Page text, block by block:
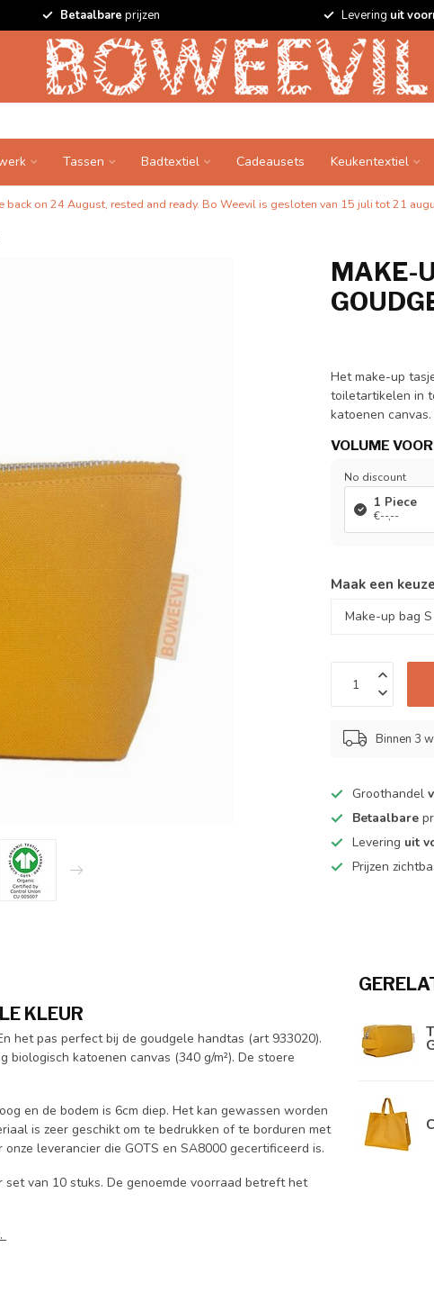
Betaalbare prijzen Levering uit
Tassen Badtextiel Cadeausets Keukentextiel
on 24 August, rested and ready. Bo Weevil is gesloten van 15 juli tot 21
MAKE-
Het make-up
toiletartikelen in
katoenen
VOLUME
No discount
1 Piece
€--,--
Maak een
Binnen 3
Groothandel
Betaalbare
Levering uit
Prijzen
KLEUR
het pas perfect bij de goudgele handtas (art 933020).
katoenen canvas (340 g/m²). De stoere
en de bodem is 6cm diep. Het kan gewassen worden
is zeer geschikt om te bedrukken of te borduren met
leverancier die GOTS en SA8000 gecertificeerd is.
van 10 stuks. De genoemde voorraad betreft het